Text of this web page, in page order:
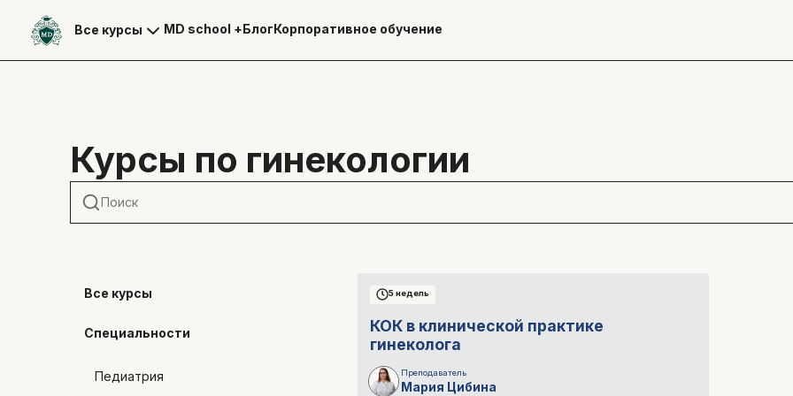
Все курсы MD school +БлогКорпоративное обучение
Курсы по гинекологии
Все курсы
Специальности
Педиатрия
5 недель
КОК в клинической практике
гинеколога
Преподаватель
Мария Цибина